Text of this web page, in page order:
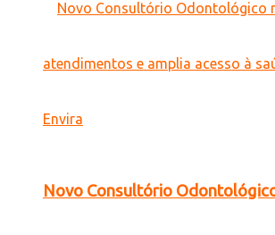
Novo Consultório